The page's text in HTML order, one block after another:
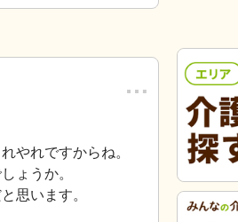
…
やれですからね。
ょうか。
思います。